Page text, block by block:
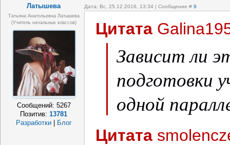
Латышева Дата: Вс, 25.12.2016, 13:34 | Сообщение # 9
Татьяна Анатольевна Латышева
(учитель начальных классов)
Сообщений: 5267
Позитив:13781
Разработки
Блог
Цитата
Зависит ли
подготовки
одной
Цитата